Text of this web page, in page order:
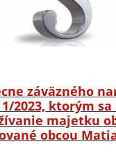
záväzného
2023, ktorým
majetku
obcou